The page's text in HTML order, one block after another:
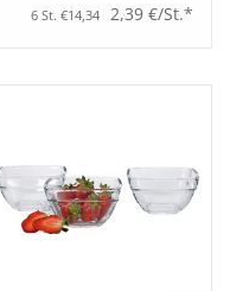
6 St. €14,34 2,39 €/St.*